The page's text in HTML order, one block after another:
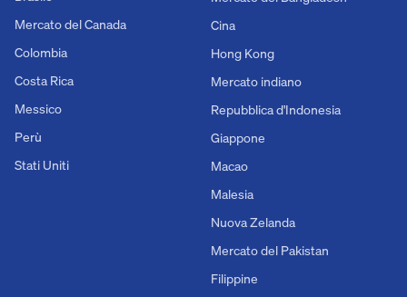
Mercato del Canada
Colombia
Costa Rica
Messico
Perù
Stati Uniti
Cina
Hong Kong
Mercato indiano
Repubblica d'Indonesia
Giappone
Macao
Malesia
Nuova Zelanda
Mercato del Pakistan
Filippine